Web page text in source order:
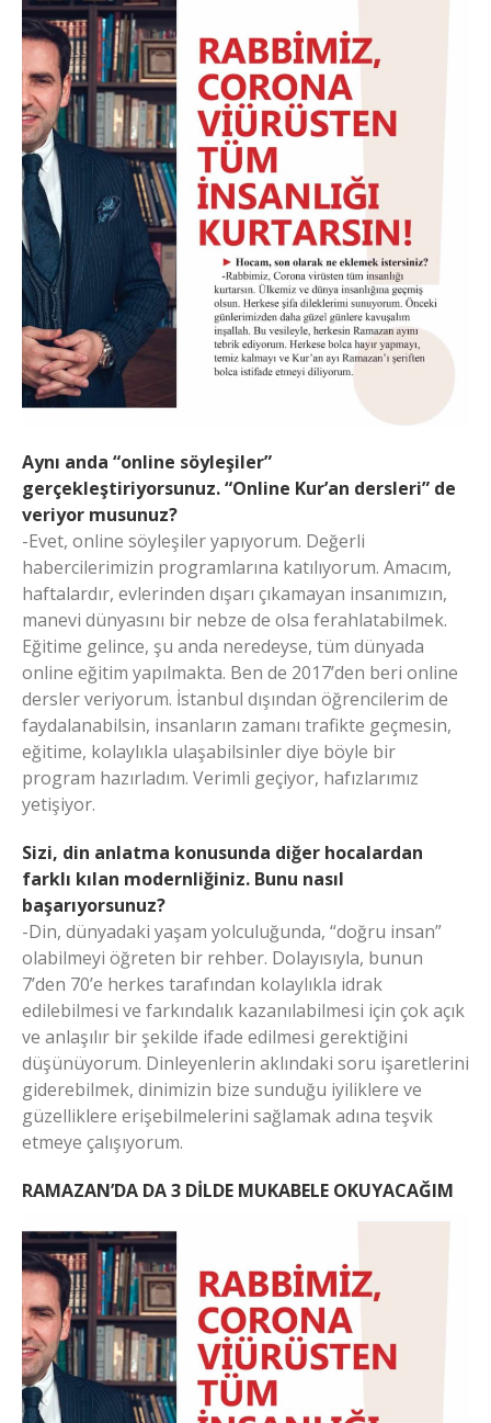
Aynı anda “online söyleşiler”
gerçekleştiriyorsunuz. “Online Kur’an dersleri” de
veriyor musunuz?
-Evet, online söyleşiler yapıyorum. Değerli
habercilerimizin programlarına katılıyorum. Amacım,
haftalardır, evlerinden dışarı çıkamayan insanımızın,
manevi dünyasını bir nebze de olsa ferahlatabilmek.
Eğitime gelince, şu anda neredeyse, tüm dünyada
online eğitim yapılmakta. Ben de 2017’den beri online
dersler veriyorum. İstanbul dışından öğrencilerim de
faydalanabilsin, insanların zamanı trafikte geçmesin,
eğitime, kolaylıkla ulaşabilsinler diye böyle bir
program hazırladım. Verimli geçiyor, hafızlarımız
yetişiyor.
Sizi, din anlatma konusunda diğer hocalardan
farklı kılan modernliğiniz. Bunu nasıl
başarıyorsunuz?
-Din, dünyadaki yaşam yolculuğunda, “doğru insan”
olabilmeyi öğreten bir rehber. Dolayısıyla, bunun
7’den 70’e herkes tarafından kolaylıkla idrak
edilebilmesi ve farkındalık kazanılabilmesi için çok açık
ve anlaşılır bir şekilde ifade edilmesi gerektiğini
düşünüyorum. Dinleyenlerin aklındaki soru işaretlerini
giderebilmek, dinimizin bize sunduğu iyiliklere ve
güzelliklere erişebilmelerini sağlamak adına teşvik
etmeye çalışıyorum.
RAMAZAN’DA DA 3 DİLDE MUKABELE OKUYACAĞIM